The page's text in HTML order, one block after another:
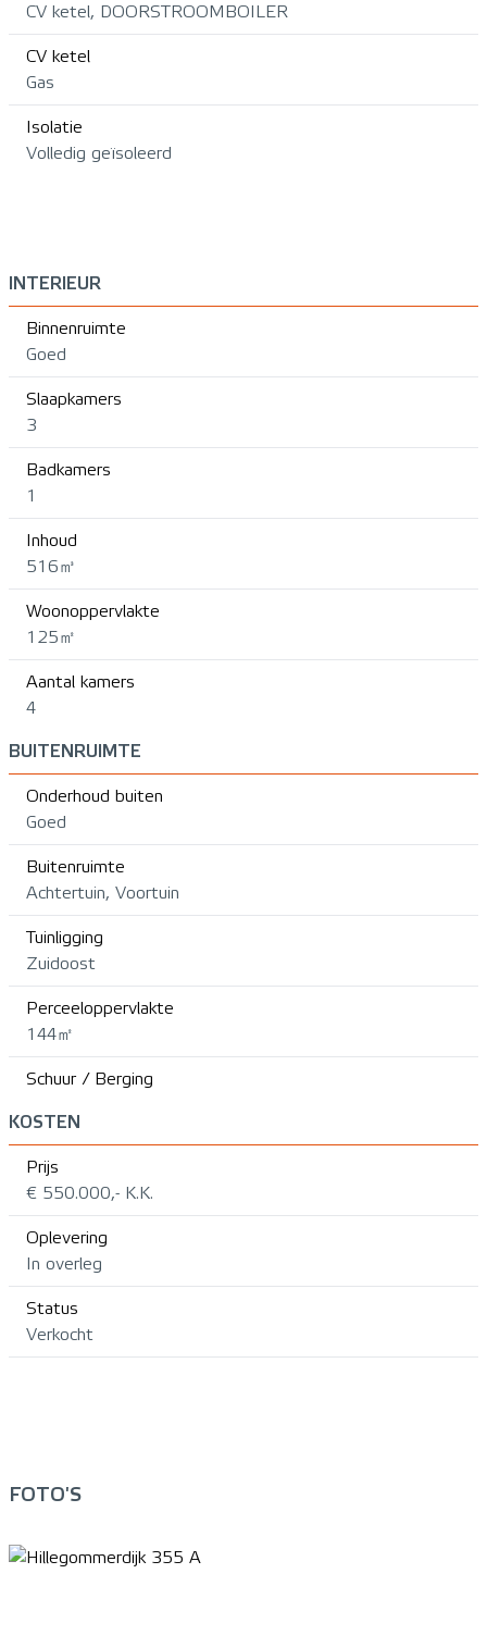
CV ketel, DOORSTROOMBOILER
CV ketel
Gas
Isolatie
Volledig geïsoleerd
INTERIEUR
Binnenruimte
Goed
Slaapkamers
3
Badkamers
1
Inhoud
516㎥
Woonoppervlakte
125㎡
Aantal kamers
4
BUITENRUIMTE
Onderhoud buiten
Goed
Buitenruimte
Achtertuin, Voortuin
Tuinligging
Zuidoost
Perceeloppervlakte
144㎡
Schuur / Berging
KOSTEN
Prijs
€ 550.000,- K.K.
Oplevering
In overleg
Status
Verkocht
FOTO'S